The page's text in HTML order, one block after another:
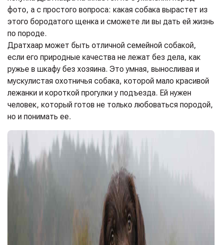
фото, а с простого вопроса: какая собака вырастет из
этого бородатого щенка и сможете ли вы дать ей жизнь
по породе.
Дратхаар может быть отличной семейной собакой,
если его природные качества не лежат без дела, как
ружье в шкафу без хозяина. Это умная, выносливая и
мускулистая охотничья собака, которой мало красивой
лежанки и короткой прогулки у подъезда. Ей нужен
человек, который готов не только любоваться породой,
но и понимать ее.